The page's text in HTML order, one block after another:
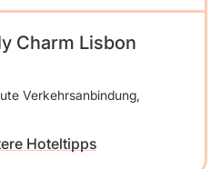
Charm Lisbon
Verkehrsanbindung,
Hoteltipps